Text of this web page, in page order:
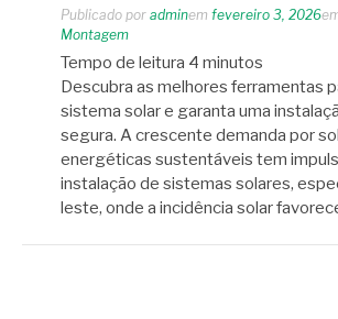
Publicado por adminem fevereiro 3, 2026
Montagem
Tempo de leitura 4 minutos
Descubra as melhores ferramentas
sistema solar e garanta uma
segura. A crescente demanda por
energéticas sustentáveis tem
instalação de sistemas solares,
leste, onde a incidência solar